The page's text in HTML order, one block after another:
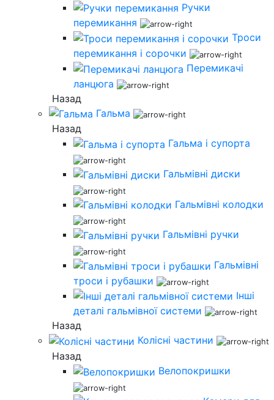
Ручки
перемикання
Троси
перемикання і сорочки
Перемикачі
ланцюга
Назад
Гальма
Назад
Гальма і супорта
Гальмівні диски
Гальмівні колодки
Гальмівні ручки
Гальмівні
троси і рубашки
Інші
деталі гальмівної системи
Назад
Колісні частини
Назад
Велопокришки